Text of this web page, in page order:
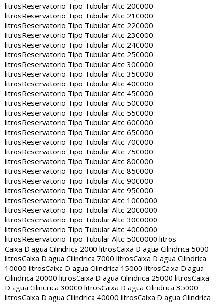
litrosReservatorio Tipo Tubular Alto 200000
litrosReservatorio Tipo Tubular Alto 210000
litrosReservatorio Tipo Tubular Alto 220000
litrosReservatorio Tipo Tubular Alto 230000
litrosReservatorio Tipo Tubular Alto 240000
litrosReservatorio Tipo Tubular Alto 250000
litrosReservatorio Tipo Tubular Alto 300000
litrosReservatorio Tipo Tubular Alto 350000
litrosReservatorio Tipo Tubular Alto 400000
litrosReservatorio Tipo Tubular Alto 450000
litrosReservatorio Tipo Tubular Alto 500000
litrosReservatorio Tipo Tubular Alto 550000
litrosReservatorio Tipo Tubular Alto 600000
litrosReservatorio Tipo Tubular Alto 650000
litrosReservatorio Tipo Tubular Alto 700000
litrosReservatorio Tipo Tubular Alto 750000
litrosReservatorio Tipo Tubular Alto 800000
litrosReservatorio Tipo Tubular Alto 850000
litrosReservatorio Tipo Tubular Alto 900000
litrosReservatorio Tipo Tubular Alto 950000
litrosReservatorio Tipo Tubular Alto 1000000
litrosReservatorio Tipo Tubular Alto 2000000
litrosReservatorio Tipo Tubular Alto 3000000
litrosReservatorio Tipo Tubular Alto 4000000
litrosReservatorio Tipo Tubular Alto 5000000 litros
Caixa D agua Cilindrica 2000 litrosCaixa D agua Cilindrica 5000
litrosCaixa D agua Cilindrica 7000 litrosCaixa D agua Cilindrica
10000 litrosCaixa D agua Cilindrica 15000 litrosCaixa D agua
Cilindrica 20000 litrosCaixa D agua Cilindrica 25000 litrosCaixa
D agua Cilindrica 30000 litrosCaixa D agua Cilindrica 35000
litrosCaixa D agua Cilindrica 40000 litrosCaixa D agua Cilindrica